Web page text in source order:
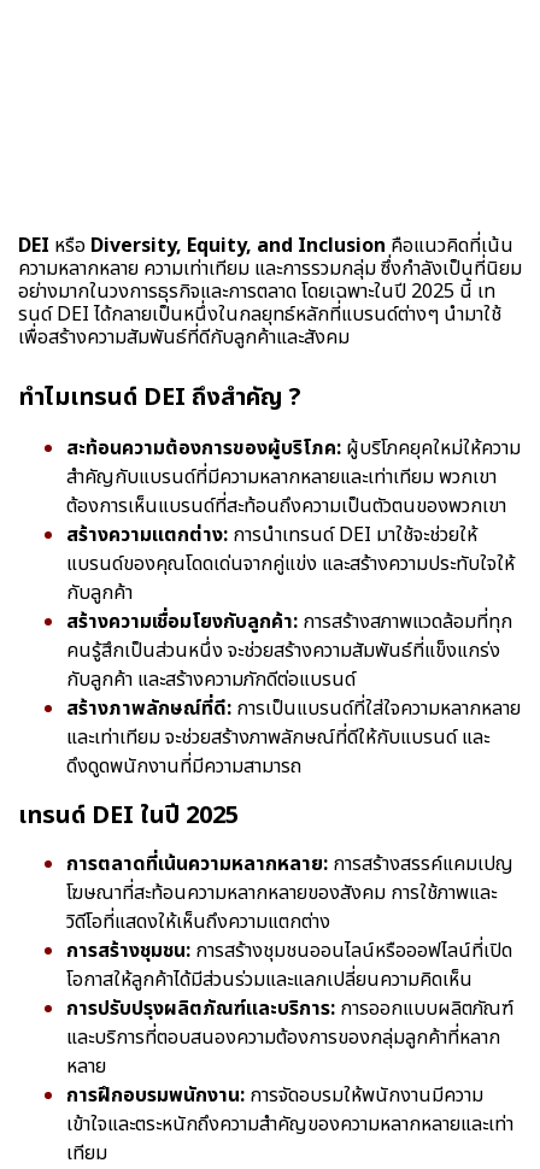
DEI หรือ Diversity, Equity, and Inclusion คือแนวคิดที่เน้น
ความหลากหลาย ความเท่าเทียม และการรวมกลุ่ม ซึ่งกำลังเป็นที่นิยม
อย่างมากในวงการธุรกิจและการตลาด โดยเฉพาะในปี 2025 นี้ เท
รนด์ DEI ได้กลายเป็นหนึ่งในกลยุทธ์หลักที่แบรนด์ต่างๆ นำมาใช้
เพื่อสร้างความสัมพันธ์ที่ดีกับลูกค้าและสังคม
ทำไมเทรนด์ DEI ถึงสำคัญ ?
สะท้อนความต้องการของผู้บริโภค: ผู้บริโภคยุคใหม่ให้ความ
สำคัญกับแบรนด์ที่มีความหลากหลายและเท่าเทียม พวกเขา
ต้องการเห็นแบรนด์ที่สะท้อนถึงความเป็นตัวตนของพวกเขา
สร้างความแตกต่าง: การนำเทรนด์ DEI มาใช้จะช่วยให้
แบรนด์ของคุณโดดเด่นจากคู่แข่ง และสร้างความประทับใจให้
กับลูกค้า
สร้างความเชื่อมโยงกับลูกค้า: การสร้างสภาพแวดล้อมที่ทุก
คนรู้สึกเป็นส่วนหนึ่ง จะช่วยสร้างความสัมพันธ์ที่แข็งแกร่ง
กับลูกค้า และสร้างความภักดีต่อแบรนด์
สร้างภาพลักษณ์ที่ดี: การเป็นแบรนด์ที่ใส่ใจความหลากหลาย
และเท่าเทียม จะช่วยสร้างภาพลักษณ์ที่ดีให้กับแบรนด์ และ
ดึงดูดพนักงานที่มีความสามารถ
เทรนด์ DEI ในปี 2025
การตลาดที่เน้นความหลากหลาย: การสร้างสรรค์แคมเปญ
โฆษณาที่สะท้อนความหลากหลายของสังคม การใช้ภาพและ
วิดีโอที่แสดงให้เห็นถึงความแตกต่าง
การสร้างชุมชน: การสร้างชุมชนออนไลน์หรือออฟไลน์ที่เปิด
โอกาสให้ลูกค้าได้มีส่วนร่วมและแลกเปลี่ยนความคิดเห็น
การปรับปรุงผลิตภัณฑ์และบริการ: การออกแบบผลิตภัณฑ์
และบริการที่ตอบสนองความต้องการของกลุ่มลูกค้าที่หลาก
หลาย
การฝึกอบรมพนักงาน: การจัดอบรมให้พนักงานมีความ
เข้าใจและตระหนักถึงความสำคัญของความหลากหลายและเท่า
เทียม